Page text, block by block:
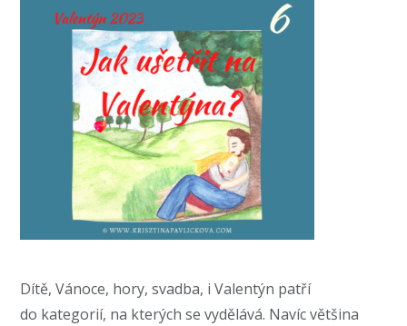
Dítě, Vánoce, hory, svadba, i Valentýn patří
do kategorií, na kterých se vydělává. Navíc většina